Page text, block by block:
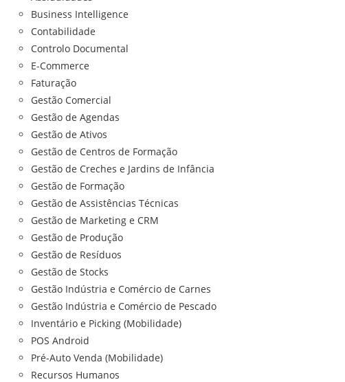
Business Intelligence
Contabilidade
Controlo Documental
E-Commerce
Faturação
Gestão Comercial
Gestão de Agendas
Gestão de Ativos
Gestão de Centros de Formação
Gestão de Creches e Jardins de Infância
Gestão de Formação
Gestão de Assistências Técnicas
Gestão de Marketing e CRM
Gestão de Produção
Gestão de Resíduos
Gestão de Stocks
Gestão Indústria e Comércio de Carnes
Gestão Indústria e Comércio de Pescado
Inventário e Picking (Mobilidade)
POS Android
Pré-Auto Venda (Mobilidade)
Recursos Humanos